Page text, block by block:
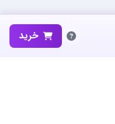
خرید